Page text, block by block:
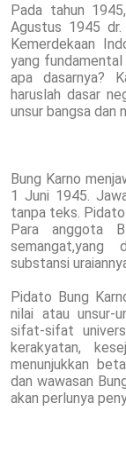
Pada tahun
Agustus 1945 dr.
Kemerdekaan
yang fundamental
apa dasarnya?
haruslah dasar
unsur bangsa dan
Bung Karno
1 Juni 1945.
tanpa teks.
Para anggota
semangat,yang
substansi
Pidato Bung
nilai atau unsur-
sifat-sifat
kerakyatan,
menunjukkan
dan wawasan
akan perlunya